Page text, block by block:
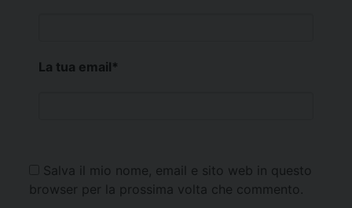
La tua email*
Salva il mio nome, email e sito web in questo
browser per la prossima volta che commento.